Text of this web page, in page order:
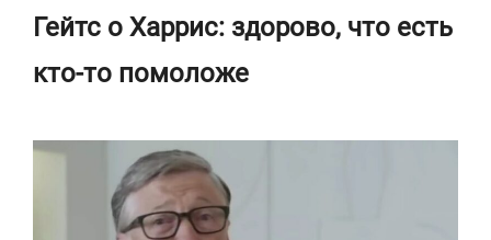
Гейтс о Харрис: здорово, что есть
кто-то помоложе